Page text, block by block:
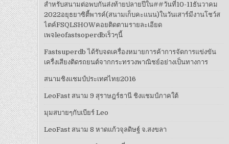
สำหรับสนามต่อพบกันส่งท้ายปลายปีใน##วันที่10-11ธันวาคม
2022อยุธยาซิตี้พารค์(สนามเก็บคะแนน)ในวันเสาร์มีงานโชว์ส
ไตค์FSQLSHOWคอยติดตามรายละเอียด
เพจleofastsoperdbเร็วๆนี้
Fastsuperdb ได้รับจดเครื่องหมายการค้าการจัดการแข่งขัน
เครื่งเสียงติดรถยนต์จากกระทรวงพาณิชย์อย่างเป็นทางการ
สนามชิงแชมป์ประเทศไทย2016
LeoFast สนาม 9 สุราษฎร์ธานี ชิงแชมป์ภาคใต้
มุมสบายๆกับเบียร์ Leo
LeoFast สนาม 8 หาดแก้วจุลดิษฐ์ จ.สงขลา